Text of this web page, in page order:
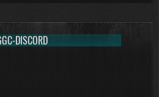
DISCORD